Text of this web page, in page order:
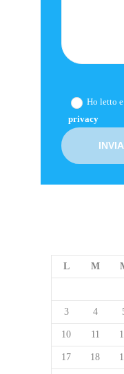
Ho letto
privacy
L
M
3 4
10 11
17 18